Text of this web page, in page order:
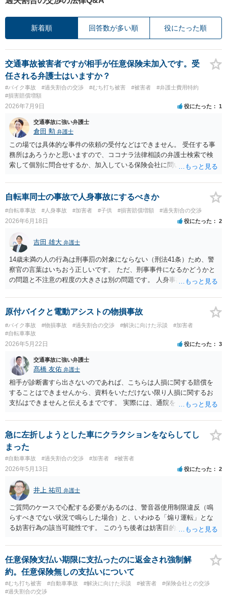
新着順 回答数が多い順 役にたった順
交通事故被害者ですが相手が任意保険未加入です。受
任される弁護士はいますか？
#バイク事故 #過失割合の交渉 #むち打ち被害 #被害者
#弁護士費用特約
#損害賠償増額
2026年7月9日 役にたった 1
交通事故に強い弁護士
倉田 勲 弁護士
この場では具体的な事件の依頼の受付などはできません。 受任する事
務所はあろうかと思いますので、ココナラ法律相談の弁護士検索で検
索して個別に問合せするか、加入している保険会社に問い合わせをし
自転車同士の事故で人身事故にするべきか
#自転車事故 #人身事故 #加害者 #子供 #損害賠償増額 #過失割合の交渉
2026年6月18日 役にたった 2
吉田 雄大 弁護士
14歳未満の人の行為は刑事罰の対象にならない（刑法41条）ため、警
察官の言葉はいちおう正しいです。 ただ、刑事事件になるかどうかと
の問題と不注意の程度の大きさは別の問題です。 人身事故の届出を行
はありません。
原付バイクと電動アシストの物損事故
#バイク事故 #物損事故 #過失割合の交渉 #解決に向けた示談
#加害者
#自転車事故
2026年5月22日 役にたった 3
交通事故に強い弁護士
髙橋 友佑 弁護士
相手が診断書すら出さないのであれば、こちらは人損に関する賠償を
することはできませんから、資料をいただけない限り人損に関するお
支払はできませんと伝えるまでです。 実際には、通院をしていないか
も、まずは相手方に修理の見積書を出していただくことになります。
その上で、自転車の時価より、修理費用の方が高額であれば、経済的
全損として、自転車の時価を限度としたお支払しかする必要はありま
せん。しかも、そこに当方の過失割合をかけることになります。 要す
るに、相手の自転車の時価が５万円で、修理費用が１０万円、当方の
過失割合が５割（つまり相手方の過失割合が５割）の場合、 物損とし
ては２万５０００円の支払義務があることになります。 時価は、同種
同等の中古品が市場でいくらで取引をされているかを、インターネッ
ト等で調べるしかありません。 当方にも物損が生じており、かつ当方
の過失割合が１０割でない限りは、修理費用を請求することが可能で
す。 例えば、原付の時価が２０万円で、修理費用が１０万円、当方の
過失割合が５割の場合、当方は、物損として５万円を請求できること
になります。 実際には、相手方の請求権と相殺処理をした上、２万５
０００円を請求していくことになるでしょう。
急に左折しようとした車にクラクションをならしてし
まった
#自動車事故 #過失割合の交渉 #加害者 #被害者
2026年5月13日 役にたった 2
井上 祐司 弁護士
ご質問のケースで心配する必要があるのは、警音器使用制限違反（鳴
らすべきでない状況で鳴らした場合）と、いわゆる「煽り運転」とな
る妨害行為の該当可能性です。 このうち後者は妨害目的が必要となる
は、今回の行為は自車に接近した危険に気づき相手に警告するための
警笛ですので、本件で問題となるとは思えません。 通報されても問題
になることはないと考えます。
任意保険支払い期限に支払ったのに返金され強制解
約。任意保険無しの支払いについて
#むち打ち被害 #自動車事故 #解決に向けた示談 #被害者
#保険会社との交渉
#過失割合の交渉